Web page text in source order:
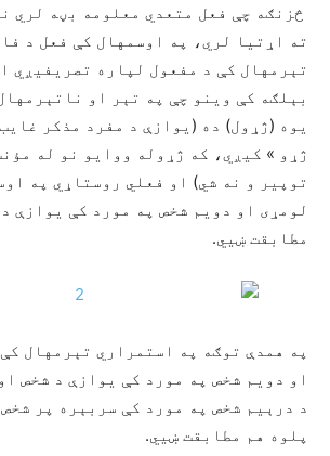
څزنګه چې فعل متعدي معلومه بڼه لري
ته اړتیا لري، په اوسمهال کې فعل د
تېرمهال کې د مفعول لپاره تصریفیږي
بېلګه کې وینو چې په تېر او
یوه (ژړول) ده (یوازې د مفرد مذکر
ژړو » کیږي، که ژړوله ووایو نو له
توپير و نه شي) او فعلي روستاړي په
لومړی او دویم شخص په مورد کې یوازې
مطابقت ښيي.
په همدې توګه په استمراري تېرمهال
او دویم شخص په مورد کې یوازې د شخص
د درېيم شخص په مورد کې سربېره پر
پلوه هم مطابقت ښيي.